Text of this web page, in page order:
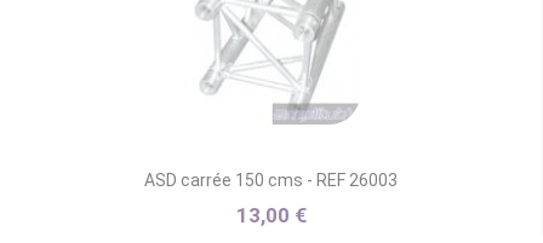
ASD carrée 150 cms - REF 26003
13,00 €